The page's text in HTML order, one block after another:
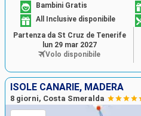
Bambini Gratis
All Inclusive disponibile
Partenza da St Cruz de Tenerife
lun 29 mar 2027
Volo disponibile
ISOLE CANARIE, MADERA
8 giorni, Costa Smeralda